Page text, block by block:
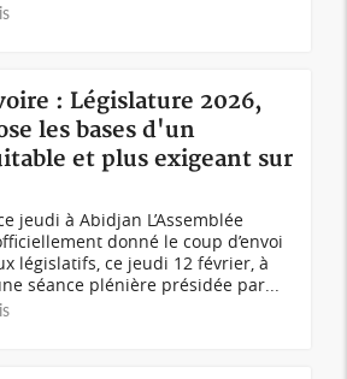
: Législature 2026,
les bases d'un
et plus exigeant sur
jeudi à Abidjan L’Assemblée
donné le coup d’envoi
législatifs, ce jeudi 12 février, à
séance plénière présidée par...